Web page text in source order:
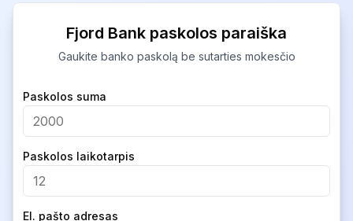
Fjord Bank paskolos paraiška
Gaukite banko paskolą be sutarties mokesčio
Company
Paskolos suma
Paskolos laikotarpis
El. pašto adresas